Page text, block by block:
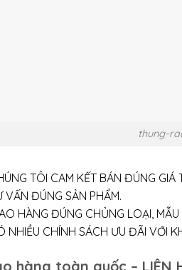
thung-
TÔI CAM KẾT BÁN ĐÚNG GIÁ
VẤN ĐÚNG SẢN PHẨM.
HÀNG ĐÚNG CHỦNG LOẠI,
NHIỀU CHÍNH SÁCH ƯU ĐÃI VỚI
hàng toàn quốc – LIÊN